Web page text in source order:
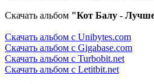
Скачать альбом "Кот Балу -
Скачать альбом с Unibytes.com
Скачать альбом с Gigabase.com
Скачать альбом с Turbobit.net
Скачать альбом с Letitbit.net